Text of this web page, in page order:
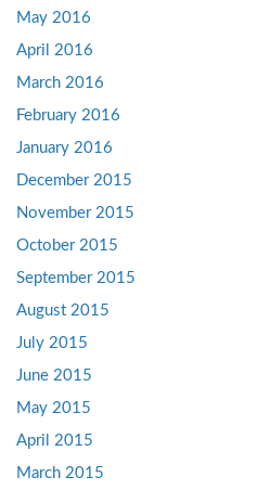
May 2016
April 2016
March 2016
February 2016
January 2016
December 2015
November 2015
October 2015
September 2015
August 2015
July 2015
June 2015
May 2015
April 2015
March 2015